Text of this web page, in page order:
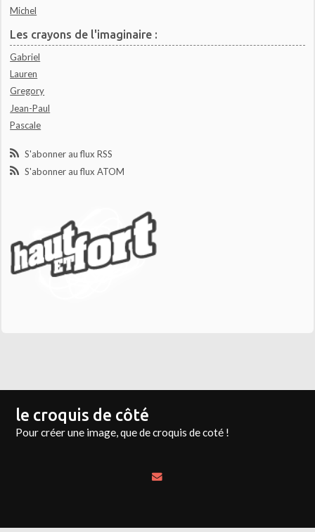
Michel
Les crayons de l'imaginaire :
Gabriel
Lauren
Gregory
Jean-Paul
Pascale
S'abonner au flux RSS
S'abonner au flux ATOM
le croquis de côté
Pour créer une image, que de croquis de coté !